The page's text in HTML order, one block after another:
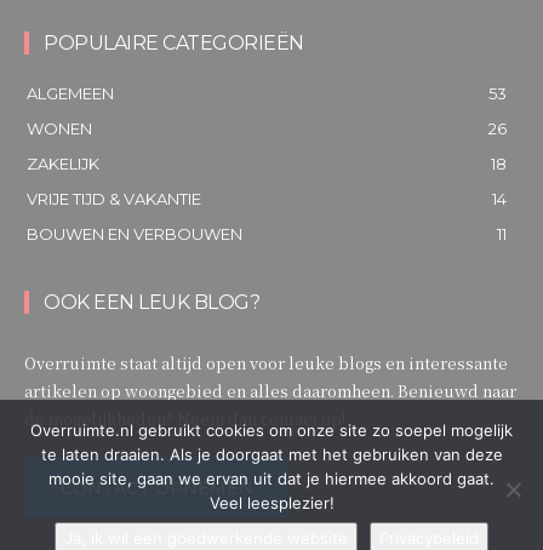
POPULAIRE CATEGORIEËN
ALGEMEEN
53
WONEN
26
ZAKELIJK
18
VRIJE TIJD & VAKANTIE
14
BOUWEN EN VERBOUWEN
11
OOK EEN LEUK BLOG?
Overruimte staat altijd open voor leuke blogs en interessante
artikelen op woongebied en alles daaromheen. Benieuwd naar
de mogelijkheden? Neem dan contact op!
CONTACT OPNEMEN
Overruimte.nl gebruikt cookies om onze site zo soepel mogelijk
te laten draaien. Als je doorgaat met het gebruiken van deze
mooie site, gaan we ervan uit dat je hiermee akkoord gaat.
Veel leesplezier!